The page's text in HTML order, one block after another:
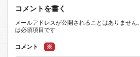
コメントを書く
メールアドレスが公開されることはありません。
は必須項目です
コメント ※